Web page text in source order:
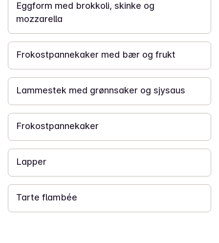
Eggform med brokkoli, skinke og
mozzarella
30 min
Frokostpannekaker med bær og frukt
2 t
Lammestek med grønnsaker og sjysaus
45 min
Frokostpannekaker
30 min
Lapper
1 t 15 min
Tarte flambée